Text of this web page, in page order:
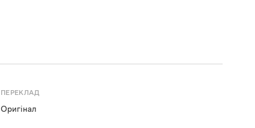
ПЕРЕКЛАД
Оригінал